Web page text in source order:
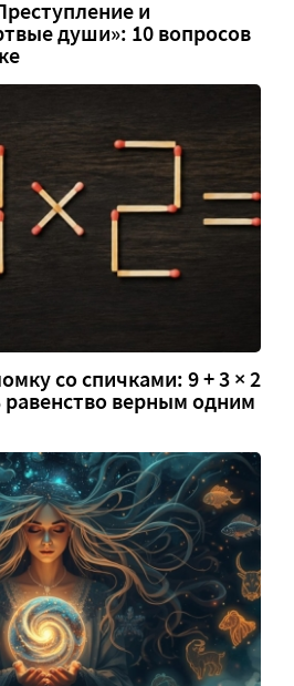
и
души»: 10 вопросов
со спичками: 9 + 3 × 2
равенство верным одним